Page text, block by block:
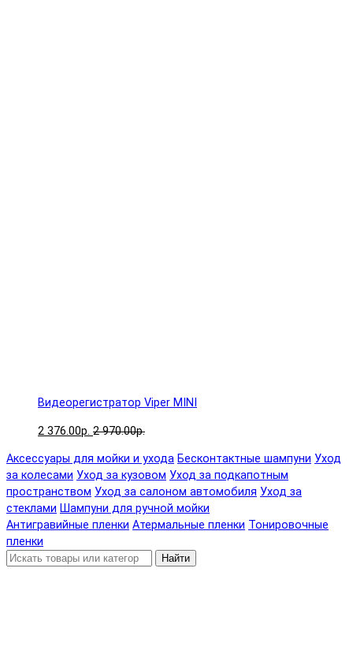
Видеорегистратор Viper MINI
2 376.00р. 2 970.00р.
Аксессуары для мойки и ухода Бесконтактные шампуни Уход
за колесами Уход за кузовом Уход за подкапотным
пространством Уход за салоном автомобиля Уход за
стеклами Шампуни для ручной мойки
Антигравийные пленки Атермальные пленки Тонировочные
пленки
Найти